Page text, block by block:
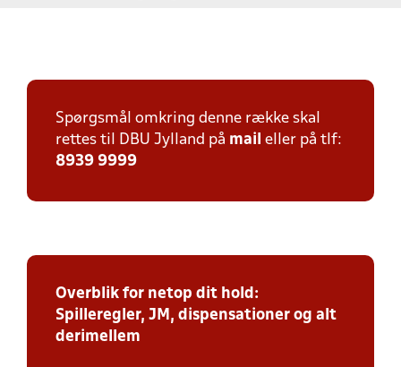
Spørgsmål omkring denne række skal
rettes til DBU Jylland på mail eller på tlf:
8939 9999
Overblik for netop dit hold:
Spilleregler, JM, dispensationer og alt
derimellem